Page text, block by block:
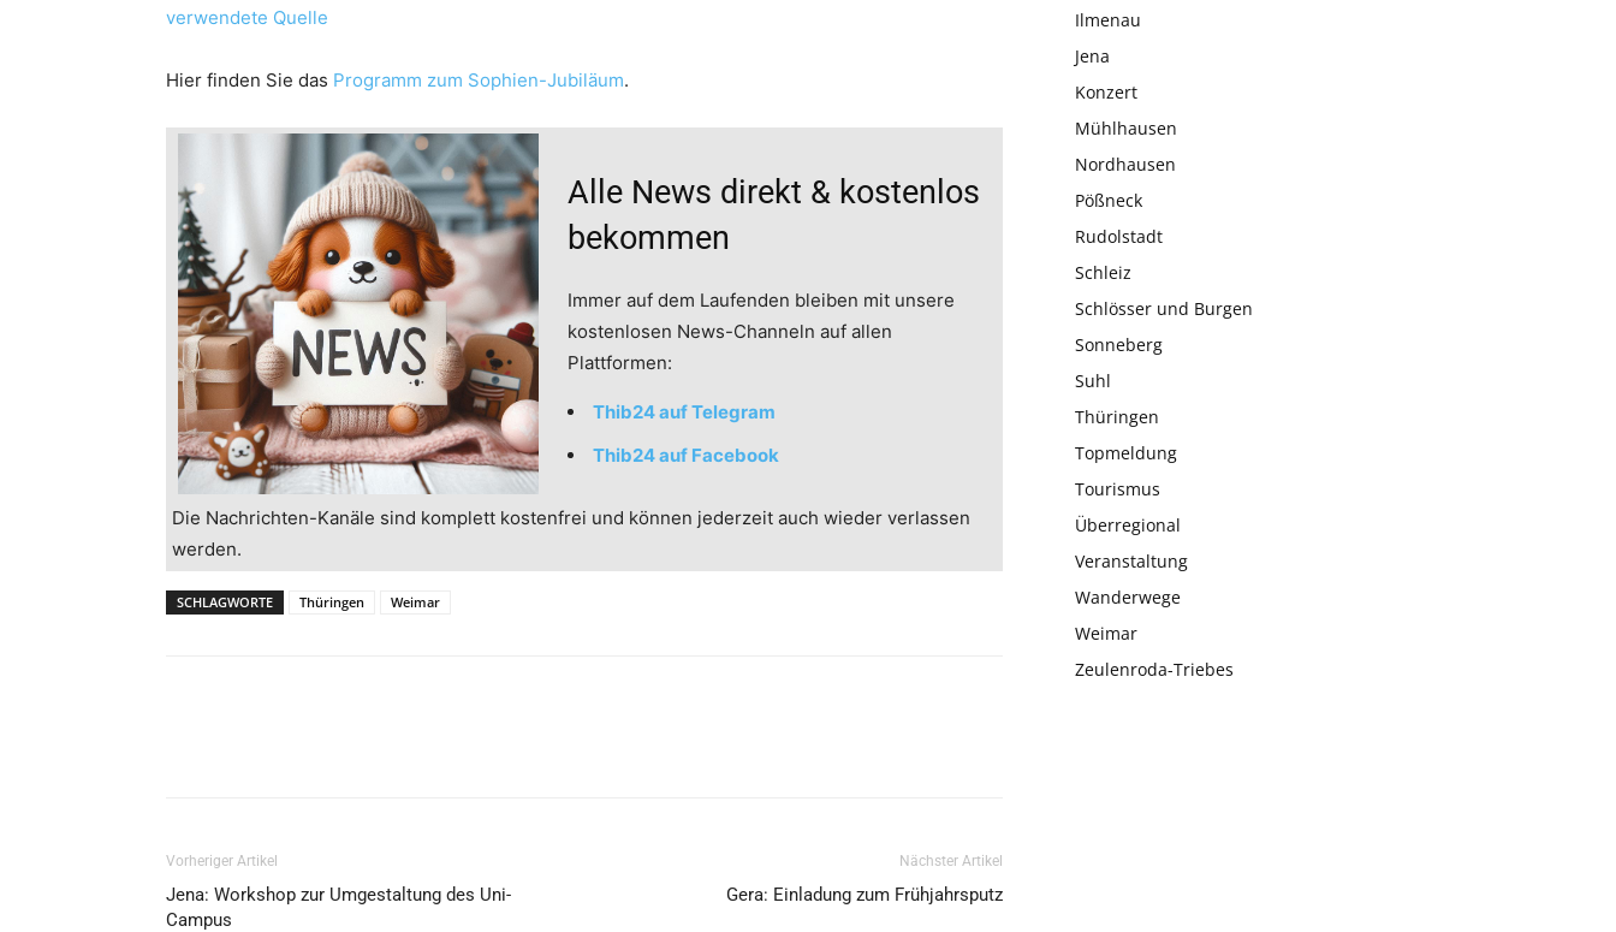
verwendete Quelle
Hier finden Sie das Programm zum Sophien-Jubiläum.
Alle News direkt & kostenlos
bekommen
Immer auf dem Laufenden bleiben mit unsere
kostenlosen News-Channeln auf allen
Plattformen:
Thib24 auf Telegram
Thib24 auf Facebook
Die Nachrichten-Kanäle sind komplett kostenfrei und können jederzeit auch wieder verlassen
werden.
SCHLAGWORTE Thüringen Weimar
Vorheriger Artikel
Jena: Workshop zur Umgestaltung des Uni-
Campus
Nächster Artikel
Gera: Einladung zum Frühjahrsputz
Ilmenau
Jena
Konzert
Mühlhausen
Nordhausen
Pößneck
Rudolstadt
Schleiz
Schlösser und Burgen
Sonneberg
Suhl
Thüringen
Topmeldung
Tourismus
Überregional
Veranstaltung
Wanderwege
Weimar
Zeulenroda-Triebes